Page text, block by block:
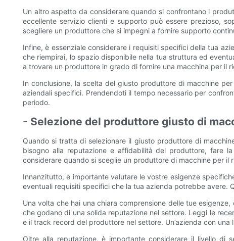
Un altro aspetto da considerare quando si confrontano i
eccellente servizio clienti e supporto può essere prezioso,
scegliere un produttore che si impegni a fornire supporto
Infine, è essenziale considerare i requisiti specifici della tua
che riempirai, lo spazio disponibile nella tua struttura ed
a trovare un produttore in grado di fornire una macchina per il
In conclusione, la scelta del giusto produttore di macchine
aziendali specifici. Prendendoti il ​​tempo necessario per
periodo.
- Selezione del produttore giusto di
Quando si tratta di selezionare il giusto produttore di
bisogno alla reputazione e affidabilità del produttore, fare
considerare quando si sceglie un produttore di macchine per il
Innanzitutto, è importante valutare le vostre esigenze
eventuali requisiti specifici che la tua azienda potrebbe avere.
Una volta che hai una chiara comprensione delle tue
che godano di una solida reputazione nel settore. Leggi le
e il track record del produttore nel settore. Un’azienda con
Oltre alla reputazione, è importante considerare il livello di